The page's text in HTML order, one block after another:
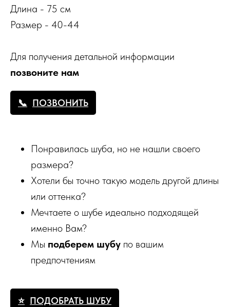
Длина - 75 см
Размер - 40-44
Для получения детальной информации
позвоните нам
ПОЗВОНИТЬ
Понравилась шуба, но не нашли своего
размера?
Хотели бы точно такую модель другой длины
или оттенка?
Мечтаете о шубе идеально подходящей
именно Вам?
Мы подберем шубу по вашим
предпочтениям
ПОДОБРАТЬ ШУБУ